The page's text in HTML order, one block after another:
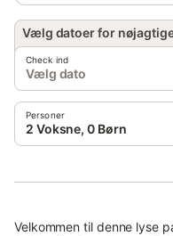
Vælg datoer for
Check ind
Vælg dato
Personer
2 Voksne, 0 Børn
Velkommen til denne lyse